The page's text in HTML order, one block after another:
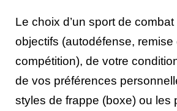
Le choix d’un sport de
objectifs (autodéfense, remise
compétition), de votre
de vos préférences
styles de frappe (boxe) ou les